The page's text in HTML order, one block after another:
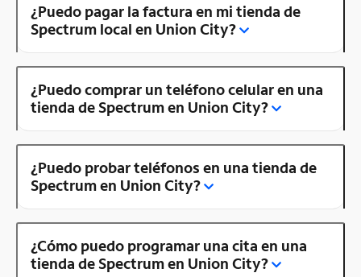
¿Puedo pagar la factura en mi tienda de
Spectrum local en Union City?
¿Puedo comprar un teléfono celular en una
tienda de Spectrum en Union City?
¿Puedo probar teléfonos en una tienda de
Spectrum en Union City?
¿Cómo puedo programar una cita en una
tienda de Spectrum en Union City?